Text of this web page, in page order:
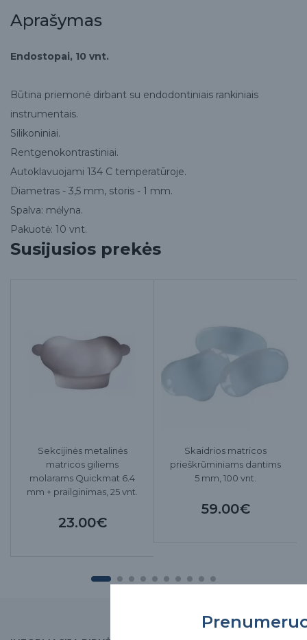
Aprašymas
Endostopai, 10 vnt.
Būtina priemonė dirbant su endodontiniais rankiniais
instrumentais.
Silikoniniai.
Rentgenokontrastiniai.
Autoklavuojami 134 C temperatūroje.
Diametras - 3,5 mm, storis - 1 mm.
Spalva: mėlyna.
Pakuotė: 10 vnt.
Susijusios prekės
Sekcijinės metalinės
matricos giliems
molarams Quickmat 6.4
mm + prailginimas, 25 vnt.
23.00€
Skaidrios matricos
prieškrūminiams dantims
5 mm, 100 vnt.
59.00€